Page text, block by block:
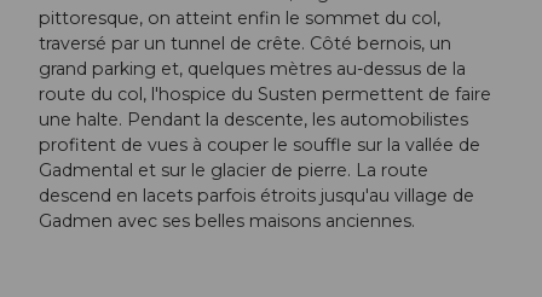
pittoresque, on atteint enfin le sommet du col,
traversé par un tunnel de crête. Côté bernois, un
grand parking et, quelques mètres au-dessus de la
route du col, l'hospice du Susten permettent de faire
une halte. Pendant la descente, les automobilistes
profitent de vues à couper le souffle sur la vallée de
Gadmental et sur le glacier de pierre. La route
descend en lacets parfois étroits jusqu'au village de
Gadmen avec ses belles maisons anciennes.